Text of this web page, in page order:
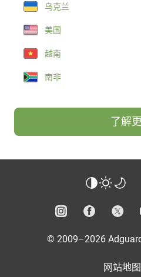
乌克兰
美国
越南
南非
了解
© 2009–2026
网站地图